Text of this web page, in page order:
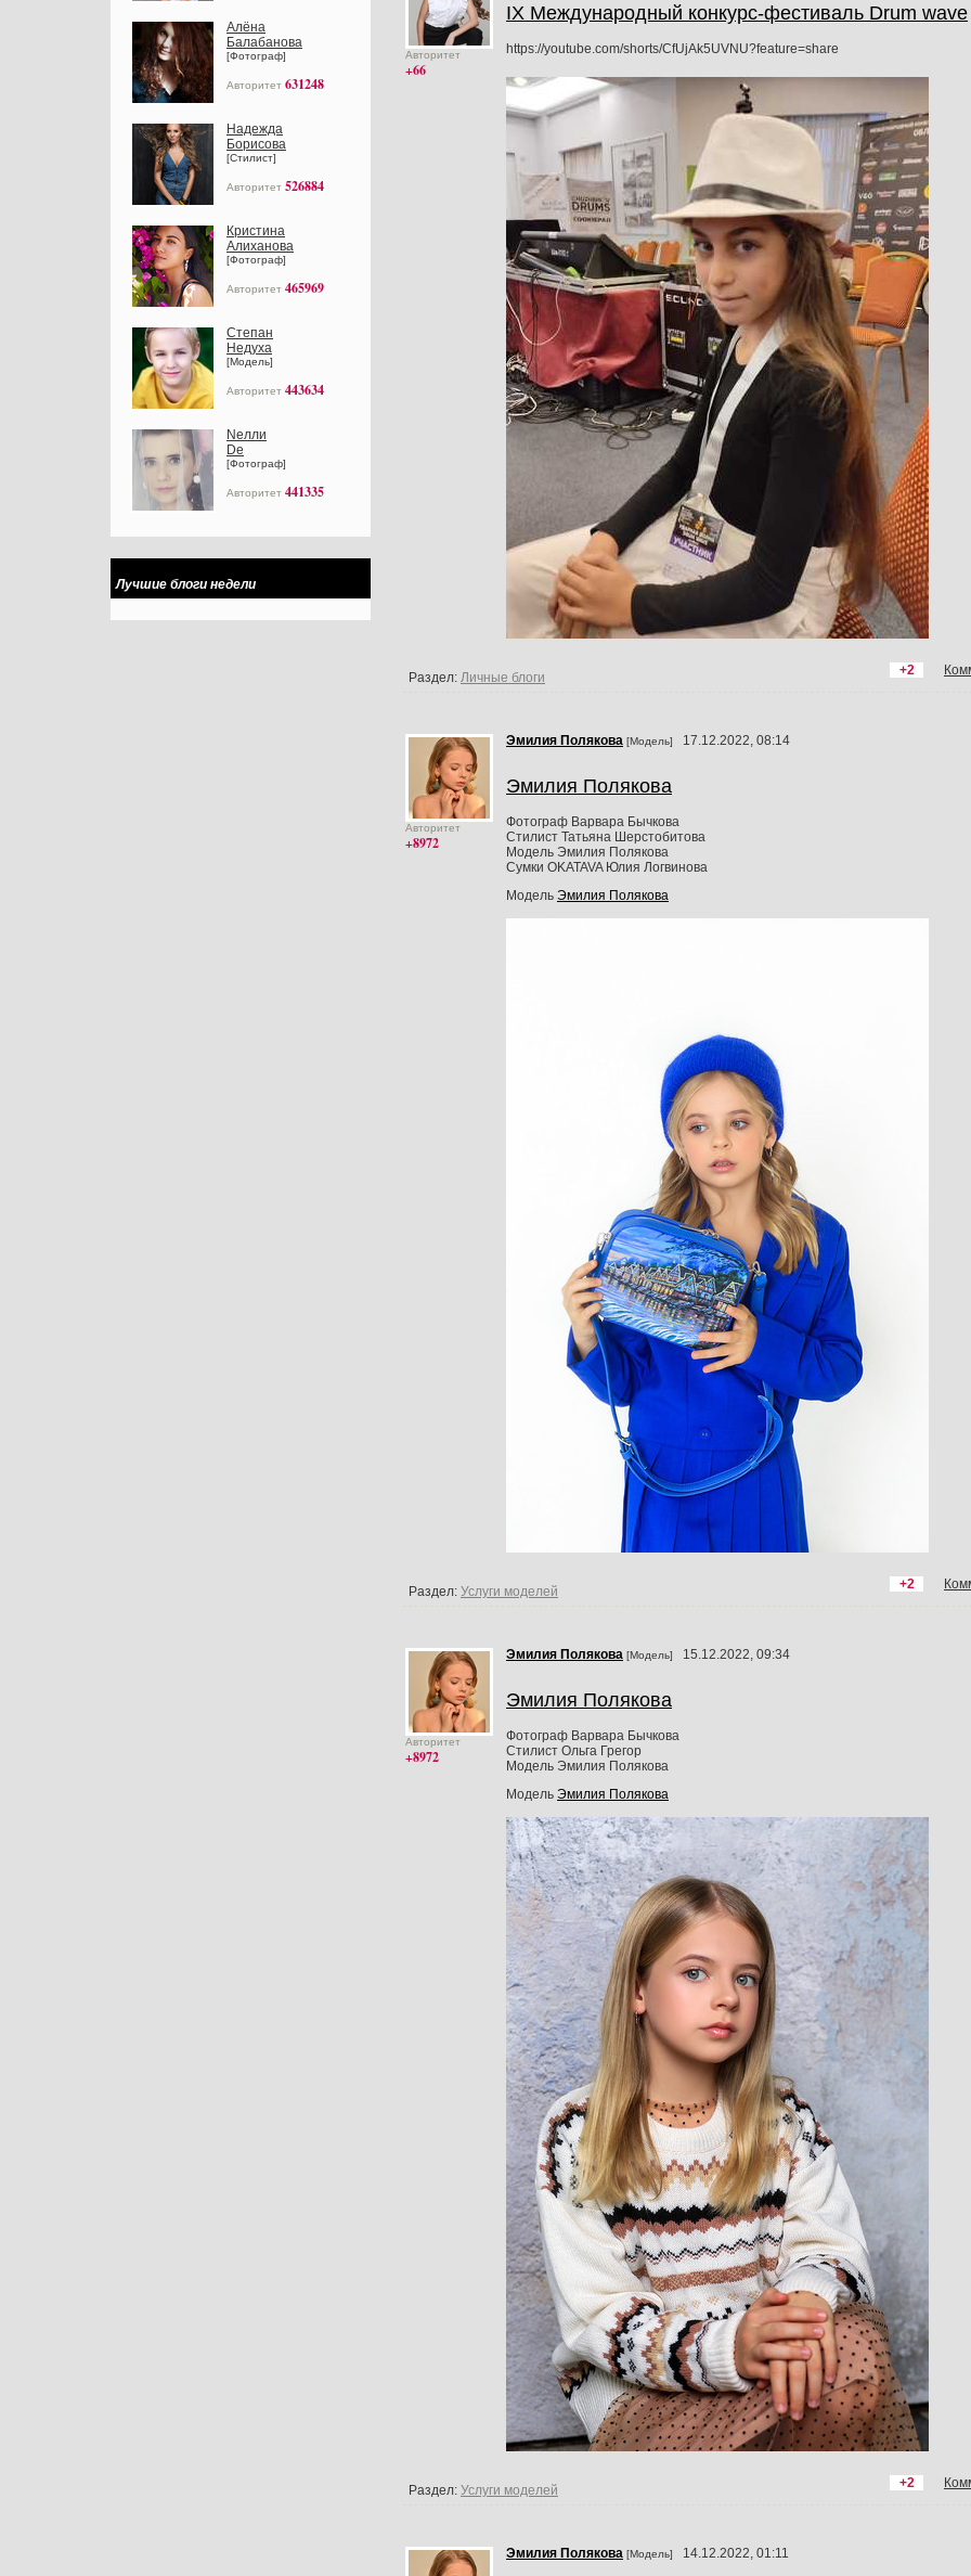
Алёна
Балабанова
[Фотограф]
Авторитет 631248
Надежда
Борисова
[Стилист]
Авторитет 526884
Кристина
Алиханова
[Фотограф]
Авторитет 465969
Степан
Недуха
[Модель]
Авторитет 443634
Nелли
Dе
[Фотограф]
Авторитет 441335
Лучшие блоги недели
Авторитет
+66
IX Международный конкурс-фестиваль Drum wave
https://youtube.com/shorts/CfUjAk5UVNU?feature=share
+2
Раздел: Личные блоги
Авторитет
+8972
Эмилия Пoлякoвa [Модель] 17.12.2022, 08:14
Эмилия Полякова
Фотограф Варвара Бычкова
Стилист Татьяна Шерстобитова
Модель Эмилия Полякова
Сумки OKATAVA Юлия Логвинова
Модель Эмилия Пoлякoвa
+2
Раздел: Услуги моделей
Авторитет
+8972
Эмилия Пoлякoвa [Модель] 15.12.2022, 09:34
Эмилия Полякова
Фотограф Варвара Бычкова
Стилист Ольга Грегор
Модель Эмилия Полякова
Модель Эмилия Пoлякoвa
+2
Раздел: Услуги моделей
Эмилия Пoлякoвa [Модель] 14.12.2022, 01:11